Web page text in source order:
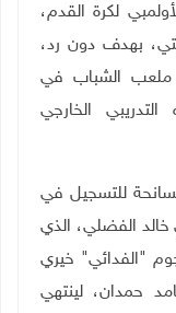
الأولمبي لكرة القدم،
بهدف دون رد،
ملعب الشباب في
الخارجي
للتسجيل في
الفضلي، الذي
"الفدائي" خيري
حمدان، لينتهي